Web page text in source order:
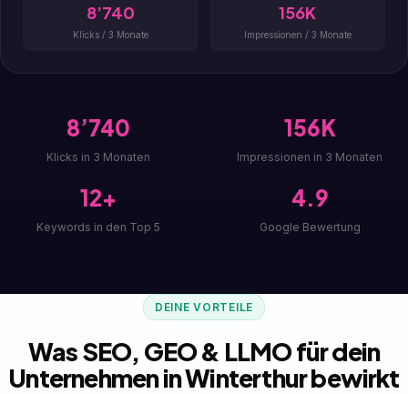
8’740
Klicks / 3 Monate
156K
Impressionen / 3 Monate
8’740
Klicks in 3 Monaten
156K
Impressionen in 3 Monaten
12+
Keywords in den Top 5
4.9
Google Bewertung
DEINE VORTEILE
Was SEO, GEO & LLMO für dein
Unternehmen in Winterthur bewirkt